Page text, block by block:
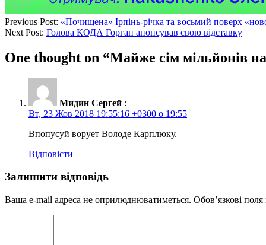
Previous Post: «Почищена» Ірпінь-річка та восьмий поверх
Next Post: Голова КОДА Горган анонсував свою відставку
One thought on “Майже сім мільйонів
Мидин Сергей :
Вт, 23 Жов 2018 19:55:16 +0300 о 19:55
Впопусуй ворует Володе Карплюку.
Відповісти
Залишити відповідь
Ваша e-mail адреса не оприлюднюватиметься. Обов’язкові